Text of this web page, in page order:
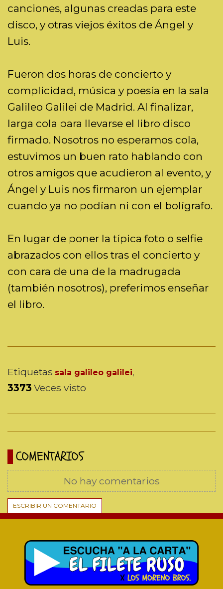
canciones, algunas creadas para este
disco, y otras viejos éxitos de Ángel y
Luis.
Fueron dos horas de concierto y
complicidad, música y poesía en la sala
Galileo Galilei de Madrid. Al finalizar,
larga cola para llevarse el libro disco
firmado. Nosotros no esperamos cola,
estuvimos un buen rato hablando con
otros amigos que acudieron al evento, y
Ángel y Luis nos firmaron un ejemplar
cuando ya no podían ni con el bolígrafo.
En lugar de poner la típica foto o selfie
abrazados con ellos tras el concierto y
con cara de una de la madrugada
(también nosotros), preferimos enseñar
el libro.
Etiquetas sala galileo galilei,
3373 Veces visto
COMENTARIOS
No hay comentarios
ESCRIBIR UN COMENTARIO